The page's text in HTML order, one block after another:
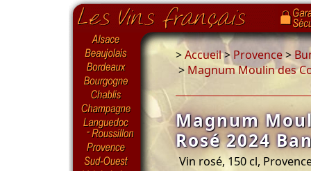
>Accueil>Provence>
> Magnum Moulin des
Magnum
Rosé 2024
Vin rosé, 150 cl,